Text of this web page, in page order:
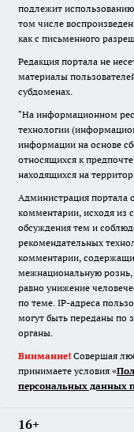
подлежит
том числе
как с письменного
Редакция портала не
материалы
субдоменах.
"На информационном
технологии
информации на основе
относящихся к
находящихся на
Администрация портала
комментарии, исходя из
обсуждения тем и
рекомендательных
комментарии,
межнациональную
равно унижение
по теме. IP-адреса
могут быть переданы по
органы.
Внимание! Совершая
принимаете условия «
персональных данных
16+